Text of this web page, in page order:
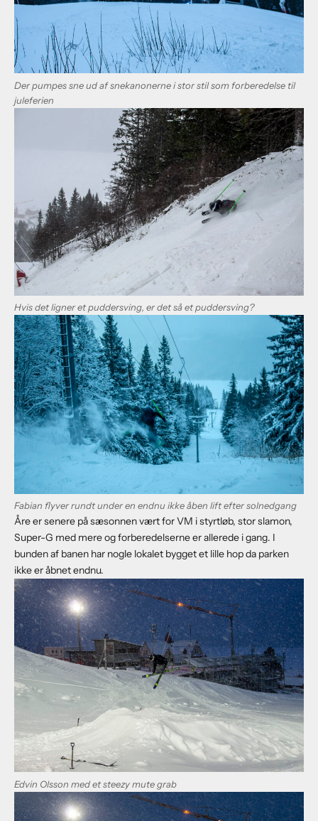
Der pumpes sne ud af snekanonerne i stor stil som forberedelse til
juleferien
Hvis det ligner et puddersving, er det så et puddersving?
Fabian flyver rundt under en endnu ikke åben lift efter solnedgang
Åre er senere på sæsonnen vært forVM i styrtløb, stor slamon,
Super-G med mereog forberedelserne er allerede i gang. I
bunden af banen har nogle lokalet bygget et lille hop da parken
ikke er åbnet endnu.
Edvin Olsson med et steezy mute grab